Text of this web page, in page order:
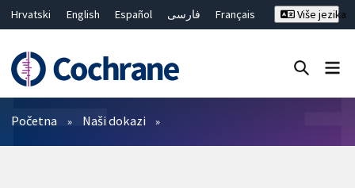
Hrvatski English Español فارسی
Français
繁體中文
简体中文
Više jezika
Prečistači
Početna Naši dokazi